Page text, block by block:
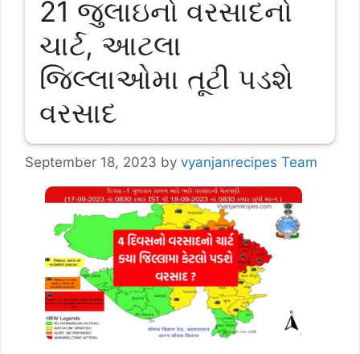
21 જુલાઇનો વરસાદનો
ચાર્ટ, આટલા
જિલ્લાઓમા તૂટી પડશે
વરસાદ
September 18, 2023 by vyanjanrecipes Team